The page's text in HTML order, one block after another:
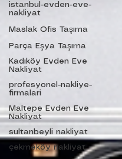
istanbul-evden-eve-
nakliyat
Maslak Ofis Taşıma
Parça Eşya Taşıma
Kadıköy Evden Eve
Nakliyat
profesyonel-nakliye-
firmalari
Maltepe Evden Eve
Nakliyat
sultanbeyli nakliyat
çekmeköy nakliyat